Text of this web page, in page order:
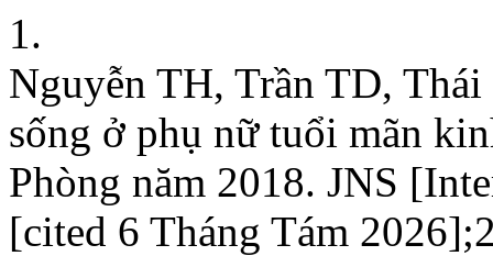
1.
Nguyễn TH, Trần TD,
sống ở phụ nữ tuổi mãn
Phòng năm 2018. JNS
[cited 6 Tháng Tám